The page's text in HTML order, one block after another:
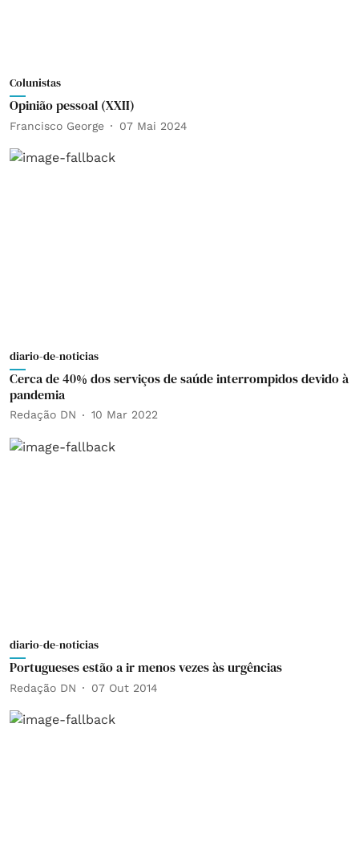
Colunistas
Opinião pessoal (XXII)
Francisco George 07 Mai 2024
diario-de-noticias
Cerca de 40% dos serviços de saúde interrompidos devido à
pandemia
Redação DN 10 Mar 2022
diario-de-noticias
Portugueses estão a ir menos vezes às urgências
Redação DN 07 Out 2014